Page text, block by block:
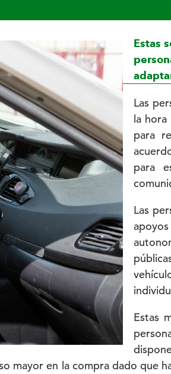
Estas
Las
la hora
para
para
Las
Estas
mayor en la compra dado que